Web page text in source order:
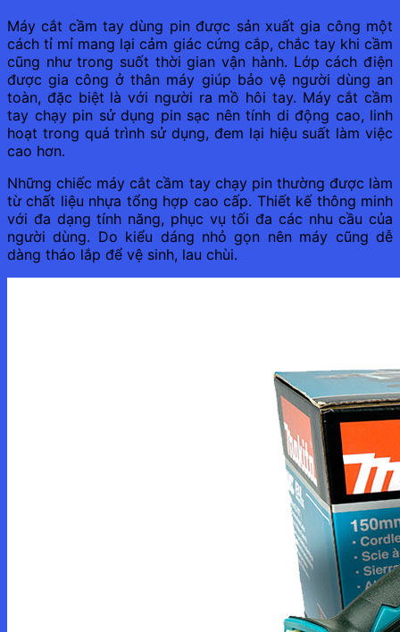
Máy cắt cầm tay dùng pin được sản xuất gia công một
cách tỉ mỉ mang lại cảm giác cứng cắp, chắc tay khi cầm
cũng như trong suốt thời gian vận hành. Lớp cách điện
được gia công ở thân máy giúp bảo vệ người dùng an
toàn, đặc biệt là với người ra mồ hôi tay. Máy cắt cầm
tay chạy pin sử dụng pin sạc nên tính di động cao, linh
hoạt trong quá trình sử dụng, đem lại hiệu suất làm việc
cao hơn.
Những chiếc máy cắt cầm tay chạy pin thường được làm
từ chất liệu nhựa tổng hợp cao cấp. Thiết kế thông minh
với đa dạng tính năng, phục vụ tối đa các nhu cầu của
người dùng. Do kiểu dáng nhỏ gọn nên máy cũng dễ
dàng tháo lắp để vệ sinh, lau chùi.